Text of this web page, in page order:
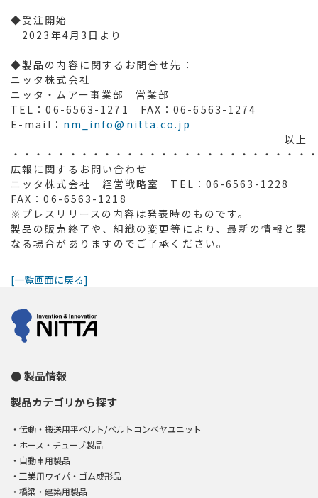
◆受注開始
2023年4月3日より
◆製品の内容に関するお問合せ先：
ニッタ株式会社
ニッタ・ムアー事業部 営業部
TEL：06-6563-1271 FAX：06-6563-1274
E-mail： nm_info@nitta.co.jp
以上
・・・・・・・・・・・・・・・・・・・・・・・・・
広報に関するお問い合わせ
ニッタ株式会社 経営戦略室 TEL：06-6563-1228
FAX：06-6563-1218
※プレスリリースの内容は発表時のものです。
製品の販売終了や、組織の変更等により、最新の情報と異
なる場合がありますのでご了承ください。
[一覧画面に戻る]
製品情報
製品カテゴリから探す
伝動・搬送用平ベルト/ベルトコンベヤユニット
ホース・チューブ製品
自動車用製品
工業用ワイパ・ゴム成形品
橋梁・建築用製品